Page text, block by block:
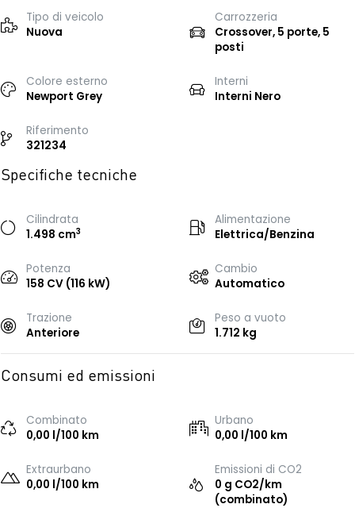
Tipo di veicolo
Nuova
Carrozzeria
Crossover, 5 porte, 5
posti
Colore esterno
Newport Grey
Interni
Interni Nero
Riferimento
321234
Specifiche tecniche
Cilindrata
1.498 cm3
Alimentazione
Elettrica/Benzina
Potenza
158 CV (116 kW)
Cambio
Automatico
Trazione
Anteriore
Peso a vuoto
1.712 kg
Consumi ed emissioni
Combinato
0,00 l/100 km
Urbano
0,00 l/100 km
Extraurbano
0,00 l/100 km
Emissioni di CO2
0 g CO2/km
(combinato)